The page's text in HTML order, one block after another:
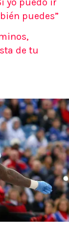
puedes”
de tu